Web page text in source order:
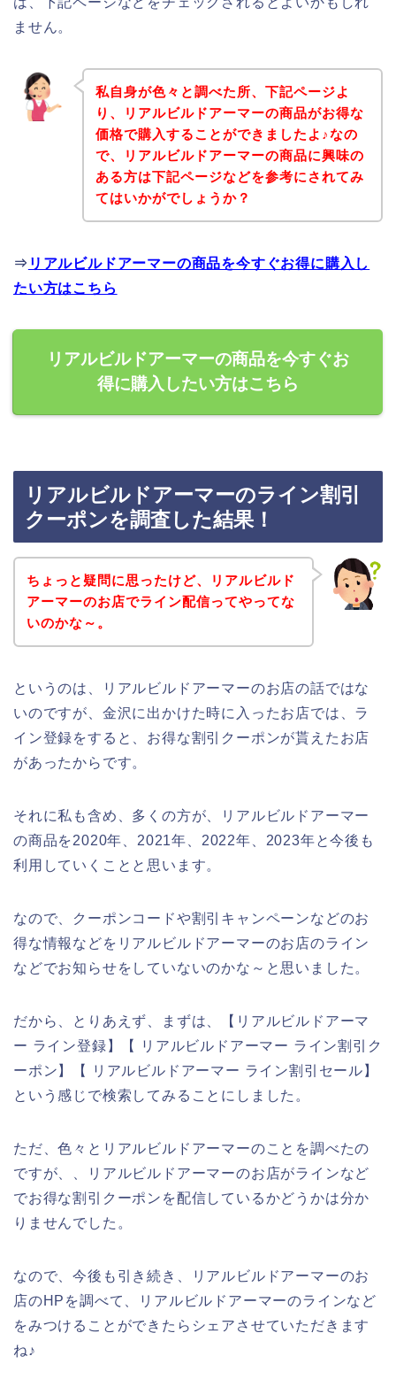
ません。
私自身が色々と調べた所、下記ページよ
り、リアルビルドアーマーの商品がお得な
価格で購入することができましたよ♪なの
で、リアルビルドアーマーの商品に興味の
ある方は下記ページなどを参考にされてみ
てはいかがでしょうか？
⇒ リアルビルドアーマーの商品を今すぐお得に購入し
たい方はこちら
リアルビルドアーマーの商品を今すぐお
得に購入したい方はこちら
リアルビルドアーマーのライン割引
クーポンを調査した結果！
ちょっと疑問に思ったけど、リアルビルド
アーマーのお店でライン配信ってやってな
いのかな～。
というのは、リアルビルドアーマーのお店の話ではな
いのですが、金沢に出かけた時に入ったお店では、ラ
イン登録をすると、お得な割引クーポンが貰えたお店
があったからです。
それに私も含め、多くの方が、リアルビルドアーマー
の商品を2020年、2021年、2022年、2023年と今後も
利用していくことと思います。
なので、クーポンコードや割引キャンペーンなどのお
得な情報などをリアルビルドアーマーのお店のライン
などでお知らせをしていないのかな～と思いました。
だから、とりあえず、まずは、【リアルビルドアーマ
ー ライン登録】【 リアルビルドアーマー ライン割引ク
ーポン】【 リアルビルドアーマー ライン割引セール】
という感じで検索してみることにしました。
ただ、色々とリアルビルドアーマーのことを調べたの
ですが、、リアルビルドアーマーのお店がラインなど
でお得な割引クーポンを配信しているかどうかは分か
りませんでした。
なので、今後も引き続き、リアルビルドアーマーのお
店のHPを調べて、リアルビルドアーマーのラインなど
をみつけることができたらシェアさせていただきます
ね♪